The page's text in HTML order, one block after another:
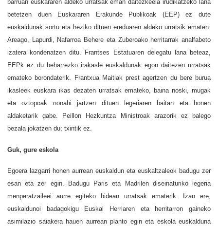
barruan euskararen aldeko urratsak eman daitezkeela irudikatzeko lana
betetzen duen Euskararen Erakunde Publikoak (EEP) ez dute
euskaldunak sortu eta heziko dituen ereduaren aldeko urratsik ematen.
Areago, Lapurdi, Nafarroa Behere eta Zuberoako herritarrak analfabeto
izatera kondenatzen ditu. Frantses Estatuaren delegatu lana beteaz,
EEPk ez du beharrezko irakasle euskaldunak egon daitezen urratsak
emateko borondaterik. Frantxua Maitiak prest agertzen du bere burua
ikasleek euskara ikas dezaten urratsak emateko, baina noski, mugak
eta oztopoak nonahi jartzen dituen legeriaren baitan eta honen
aldaketarik gabe. Peillon Hezkuntza Ministroak arazorik ez balego
bezala jokatzen du; txintik ez.
Guk, gure eskola
Egoera lazgarri honen aurrean euskaldun eta euskaltzaleok badugu zer
esan eta zer egin. Badugu Paris eta Madrilen diseinaturiko legeria
menperatzaileei aurre egiteko bidean urratsak ematerik. Izan ere,
euskaldunoi badagokigu Euskal Herriaren eta herritarron gaineko
asimilazio saiakera hauen aurrean planto egin eta eskola euskalduna